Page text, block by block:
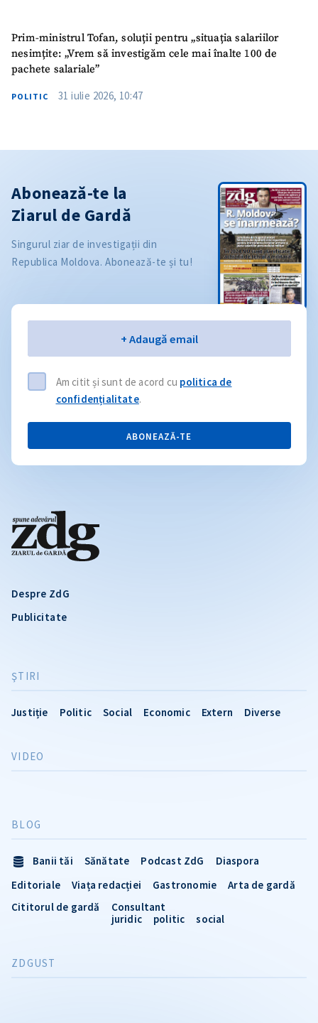
Prim-ministrul Tofan, soluții pentru „situația salariilor
nesimțite: „Vrem să investigăm cele mai înalte 100 de
pachete salariale”
POLITIC 31 iulie 2026, 10:47
Despre ZdG
Publicitate
ŞTIRI
Justiție Politic Social Economic Extern Diverse
VIDEO
BLOG
Banii tăi Sănătate Podcast ZdG
Diaspora
Editoriale
Viața redacției Gastronomie
Arta de gardă
Cititorul de gardă
Consultant
juridic
politic social
ZDGUST
Abonează-te la
Ziarul de Gardă
Singurul ziar de investigații din
Republica Moldova. Abonează-te și tu!
+ Adaugă email
Am citit și sunt de acord cu politica de
confidențialitate.
ABONEAZĂ-TE